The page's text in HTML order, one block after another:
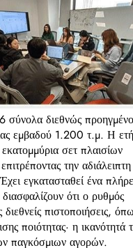
σύνολα διεθνώς
εμβαδού 1.200 τ.μ. Η
σετ πλαισίων
την αδιάλειπτη
εγκατασταθεί ένα
ότι ο ρυθμός
πιστοποιήσεις,
ποιότητας· η ικανότητά
παγκόσμιων αγορών.